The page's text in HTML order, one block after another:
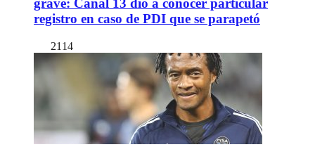
grave: Canal 13 dio a conocer particular
registro en caso de PDI que se parapetó
2114